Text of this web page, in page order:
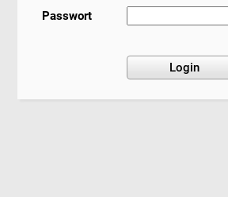
Passwort